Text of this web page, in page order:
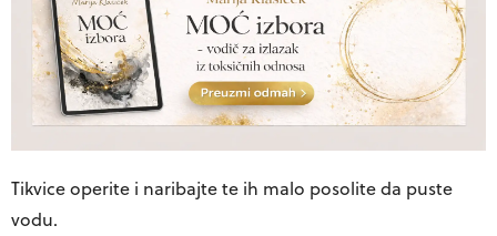
Tikvice operite i naribajte te ih malo posolite da puste
vodu.